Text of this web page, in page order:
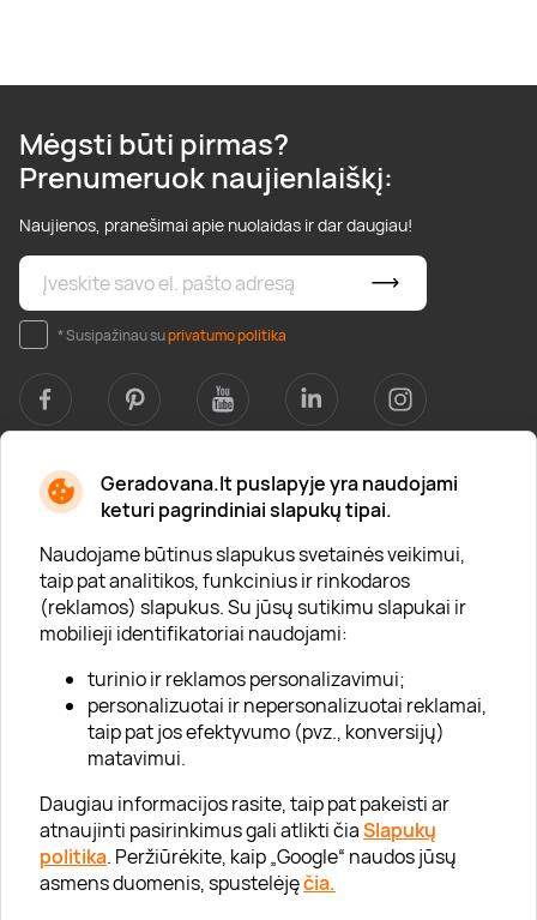
Geradovana.lt puslapyje yra naudojami
keturi pagrindiniai slapukų tipai.
Naudojame būtinus slapukus svetainės veikimui,
taip pat analitikos, funkcinius ir rinkodaros
(reklamos) slapukus. Su jūsų sutikimu slapukai ir
mobilieji identifikatoriai naudojami:
turinio ir reklamos personalizavimui;
personalizuotai ir nepersonalizuotai reklamai,
taip pat jos efektyvumo (pvz., konversijų)
matavimui.
Daugiau informacijos rasite, taip pat pakeisti ar
atnaujinti pasirinkimus gali atlikti čiaSlapukų
politika. Peržiūrėkite, kaip „Google“ naudos jūsų
asmens duomenis, spustelėjęčia.
Mėgsti būti pirmas?
Prenumeruok naujienlaiškį:
Naujienos, pranešimai apie nuolaidas ir dar daugiau!
* Susipažinau suprivatumo politika
Apie mus
Apie „Gera Dovana“
Lojalumo klubas
Karjera
Visi partneriai
Kontaktai
Tinklaraštis
Informacija